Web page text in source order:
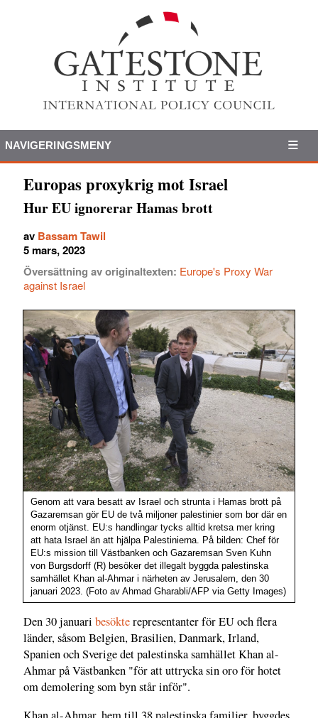
NAVIGERINGSMENY
Europas proxykrig mot Israel
Hur EU ignorerar Hamas brott
av Bassam Tawil
5 mars, 2023
Översättning av originaltexten: Europe's Proxy War
against Israel
Genom att vara besatt av Israel och strunta i Hamas brott på
Gazaremsan gör EU de två miljoner palestinier som bor där en
enorm otjänst. EU:s handlingar tycks alltid kretsa mer kring
att hata Israel än att hjälpa Palestinierna. På bilden: Chef för
EU:s mission till Västbanken och Gazaremsan Sven Kuhn
von Burgsdorff (R) besöker det illegalt byggda palestinska
samhället Khan al-Ahmar i närheten av Jerusalem, den 30
januari 2023. (Foto av Ahmad Gharabli/AFP via Getty Images)
Den 30 januari besökterepresentanter för EU och flera
länder, såsom Belgien, Brasilien, Danmark, Irland,
Spanien och Sverige det palestinska samhället Khan al-
Ahmar på Västbanken "för att uttrycka sin oro för hotet
om demolering som byn står inför".